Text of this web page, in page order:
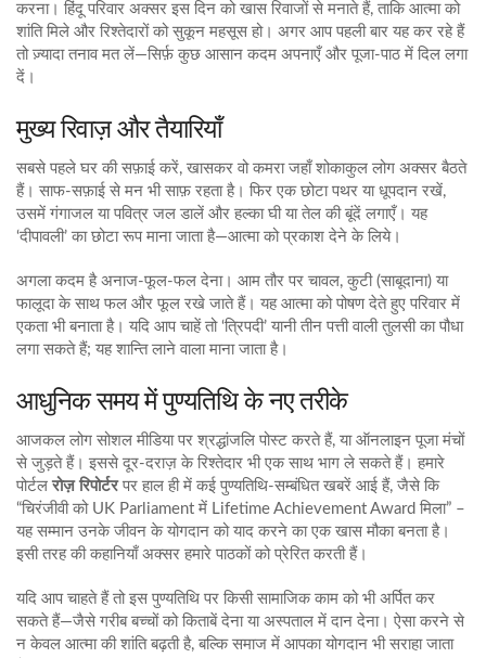
करना। हिंदू परिवार अक्सर इस दिन को खास रिवाजों से मनाते हैं, ताकि आत्मा को
शांति मिले और रिश्तेदारों को सुकून महसूस हो। अगर आप पहली बार यह कर रहे हैं
तो ज़्यादा तनाव मत लें—सिर्फ़ कुछ आसान कदम अपनाएँ और पूजा‑पाठ में दिल लगा
दें।
मुख्य रिवाज़ और तैयारियाँ
सबसे पहले घर की सफ़ाई करें, खासकर वो कमरा जहाँ शोकाकुल लोग अक्सर बैठते
हैं। साफ‑सफ़ाई से मन भी साफ़ रहता है। फिर एक छोटा पथर या धूपदान रखें,
उसमें गंगाजल या पवित्र जल डालें और हल्का घी या तेल की बूंदें लगाएँ। यह
‘दीपावली’ का छोटा रूप माना जाता है—आत्मा को प्रकाश देने के लिये।
अगला कदम है अनाज‑फूल‑फल देना। आम तौर पर चावल, कुटी (साबूदाना) या
फालूदा के साथ फल और फूल रखे जाते हैं। यह आत्मा को पोषण देते हुए परिवार में
एकता भी बनाता है। यदि आप चाहें तो ‘त्रिपदी’ यानी तीन पत्ती वाली तुलसी का पौधा
लगा सकते हैं; यह शान्ति लाने वाला माना जाता है।
आधुनिक समय में पुण्यतिथि के नए तरीके
आजकल लोग सोशल मीडिया पर श्रद्धांजलि पोस्ट करते हैं, या ऑनलाइन पूजा मंचों
से जुड़ते हैं। इससे दूर‑दराज़ के रिश्तेदार भी एक साथ भाग ले सकते हैं। हमारे
पोर्टल रोज़ रिपोर्टरपर हाल ही में कई पुण्यतिथि‑सम्बंधित खबरें आई हैं, जैसे कि
“चिरंजीवी को UK Parliament में Lifetime Achievement Award मिला” –
यह सम्मान उनके जीवन के योगदान को याद करने का एक खास मौका बनता है।
इसी तरह की कहानियाँ अक्सर हमारे पाठकों को प्रेरित करती हैं।
यदि आप चाहते हैं तो इस पुण्यतिथि पर किसी सामाजिक काम को भी अर्पित कर
सकते हैं—जैसे गरीब बच्चों को किताबें देना या अस्पताल में दान देना। ऐसा करने से
न केवल आत्मा की शांति बढ़ती है, बल्कि समाज में आपका योगदान भी सराहा जाता